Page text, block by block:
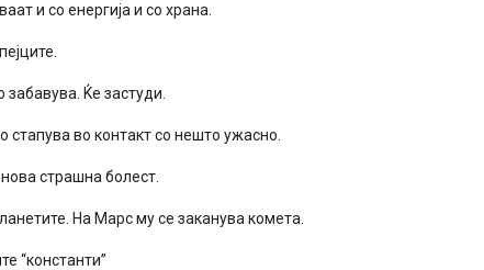
и со енергија и со храна.
Ќе застуди.
во контакт со нешто ужасно.
страшна болест.
На Марс му се заканува комета.
“константи”